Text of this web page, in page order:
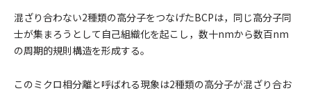
混ざり合わない2種類の高分子をつなげたBCPは，同じ高分子同
士が集まろうとして自己組織化を起こし，数十nmから数百nm
の周期的規則構造を形成する。
このミクロ相分離と呼ばれる現象は2種類の高分子が混ざり合お